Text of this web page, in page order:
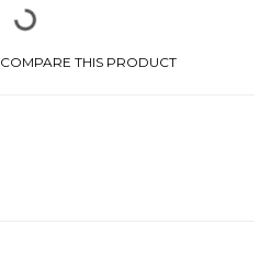
COMPARE THIS PRODUCT